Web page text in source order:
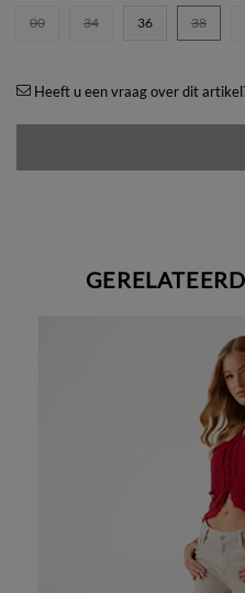
00 34 36 38
Heeft u een vraag over dit